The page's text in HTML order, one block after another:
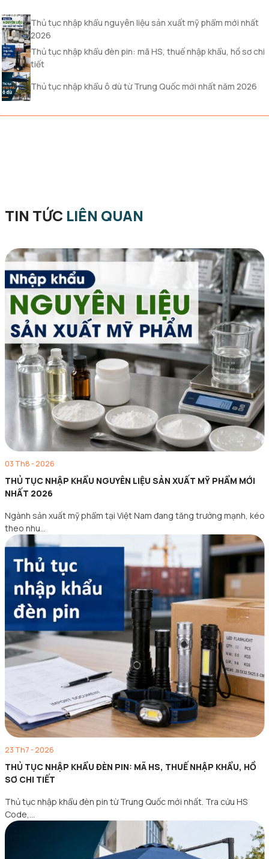
Thủ tục nhập khẩu nguyên liệu sản xuất mỹ phẩm mới nhất
2026
Thủ tục nhập khẩu đèn pin: mã HS, thuế nhập khẩu, hồ sơ chi
tiết
Thủ tục nhập khẩu ô dù từ Trung Quốc mới nhất năm 2026
TIN TỨC LIÊN QUAN
03 Th8 - 2026
THỦ TỤC NHẬP KHẨU NGUYÊN LIỆU SẢN XUẤT MỸ PHẨM MỚI
NHẤT 2026
Ngành sản xuất mỹ phẩm tại Việt Nam đang tăng trưởng mạnh, kéo
theo nhu…
23 Th7 - 2026
THỦ TỤC NHẬP KHẨU ĐÈN PIN: MÃ HS, THUẾ NHẬP KHẨU, HỒ
SƠ CHI TIẾT
Thủ tục nhập khẩu đèn pin từ Trung Quốc mới nhất. Tra cứu HS
Code,…